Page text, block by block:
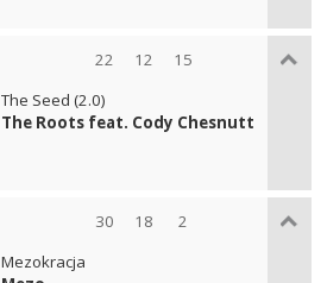
22 12 15
The Seed (2.0)
The Roots feat. Cody Chesnutt
30 18 2
Mezokracja